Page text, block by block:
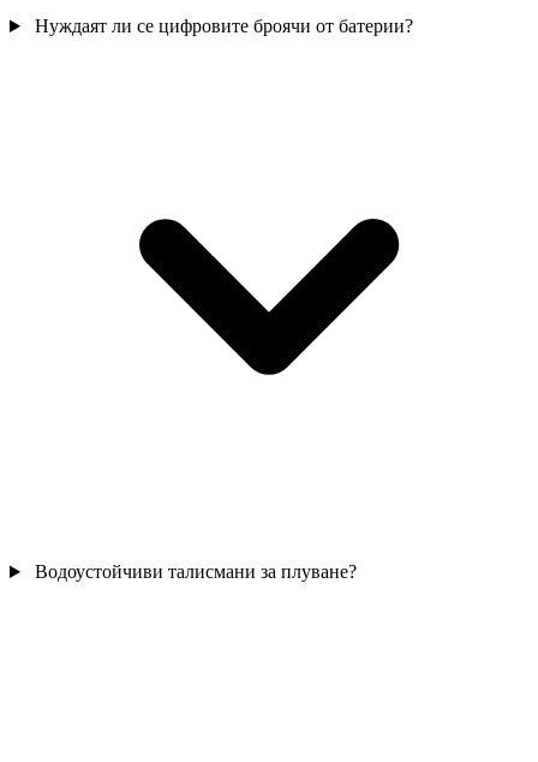
Нуждаят ли се цифровите броячи от батерии?
Водоустойчиви талисмани за плуване?